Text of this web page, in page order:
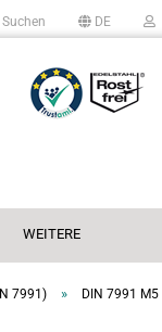
Suchen DE
WEITERE
7991) » DIN 7991 M5